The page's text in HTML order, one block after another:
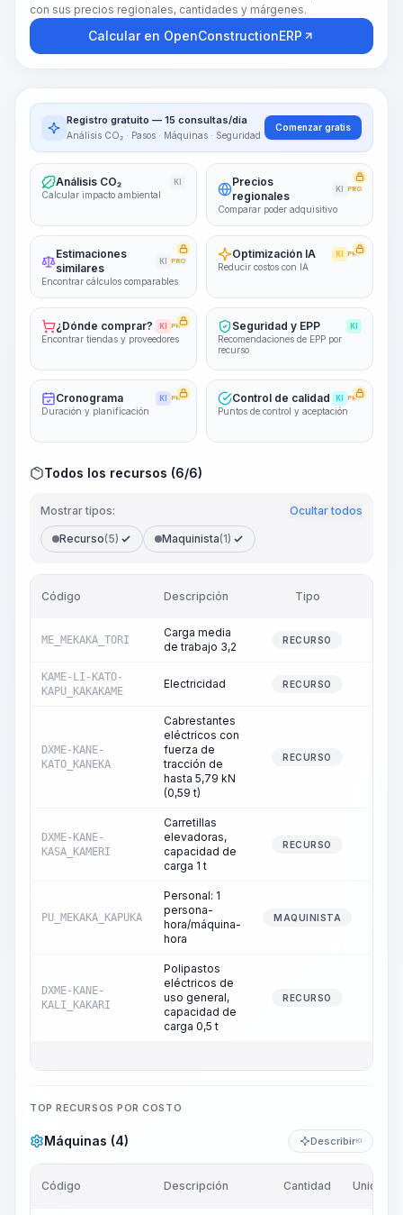
con sus precios regionales, cantidades y márgenes.
Calcular en OpenConstructionERP
Registro gratuito — 15 consultas/día
Análisis CO₂ · Pasos · Máquinas · Seguridad
Comenzar gratis
Análisis CO₂ KI
Calcular impacto ambiental
Precios
regionales
KI PRO
Comparar poder adquisitivo
Estimaciones
similares
KI PRO
Encontrar cálculos comparables
Optimización IA KI PRO
Reducir costos con IA
¿Dónde comprar? KI PRO
Encontrar tiendas y proveedores
Seguridad y EPP KI
Recomendaciones de EPP por
recurso
Cronograma KI PRO
Duración y planificación
Control de calidad KI PRO
Puntos de control y aceptación
Todos los recursos (6/6)
Mostrar tipos: Ocultar todos
Recurso(5) Maquinista(1)
Código Descripción Tipo
ME_MEKAKA_TORI
Carga media
de trabajo 3,2
RECURSO
KAME-LI-KATO-
KAPU_KAKAKAME
Electricidad RECURSO
DXME-KANE-
KATO_KANEKA
Cabrestantes
eléctricos con
fuerza de
tracción de
hasta 5,79 kN
(0,59 t)
RECURSO
DXME-KANE-
KASA_KAMERI
Carretillas
elevadoras,
capacidad de
carga 1 t
RECURSO
PU_MEKAKA_KAPUKA
Personal: 1
persona-
hora/máquina-
hora
MAQUINISTA
DXME-KANE-
KALI_KAKARI
Polipastos
eléctricos de
uso general,
capacidad de
carga 0,5 t
RECURSO
TOP RECURSOS POR COSTO
Máquinas (4) DescribirKI
Código Descripción Cantidad Unidad